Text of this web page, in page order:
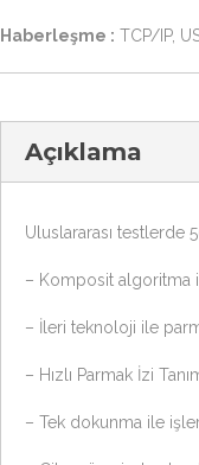
Haberleşme : TCP/IP,
Açıklama
Uluslararası testlerde
– Komposit algoritma
– İleri teknoloji ile
– Hızlı Parmak İzi
– Tek dokunma ile